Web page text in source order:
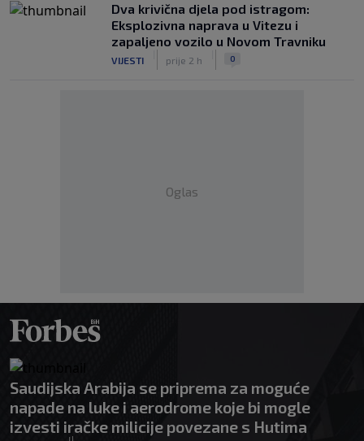
Dva krivična djela pod istragom:
Eksplozivna naprava u Vitezu i
zapaljeno vozilo u Novom Travniku
VIJESTI prije 2 h 0
Oglas
Saudijska Arabija se priprema za moguće
napade na luke i aerodrome koje bi mogle
izvesti iračke milicije povezane s Hutima